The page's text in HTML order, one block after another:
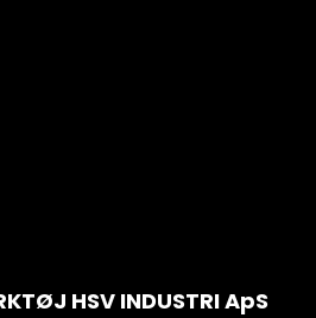
HSV INDUSTRI ApS